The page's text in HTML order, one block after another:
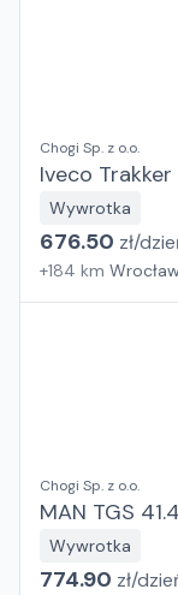
Chogi Sp. z o.o.
Iveco
Wywrotka
676.50 zł/
+184 km
Chogi Sp. z o.o.
MAN TGS
Wywrotka
774.90 zł/